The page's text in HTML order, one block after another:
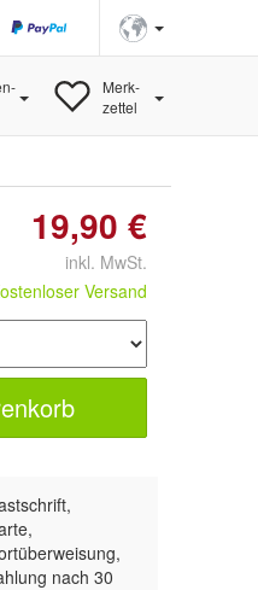
Merk-
zettel
19,90 €
inkl. MwSt.
Versand
nach 30